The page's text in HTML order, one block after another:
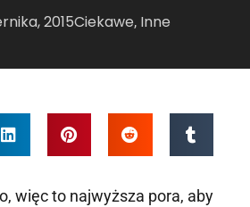
2015Ciekawe, Inne
więc to najwyższa pora, aby